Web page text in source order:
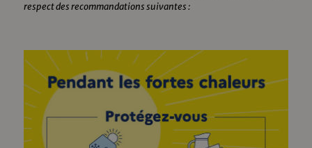
respect des recommandations suivantes :